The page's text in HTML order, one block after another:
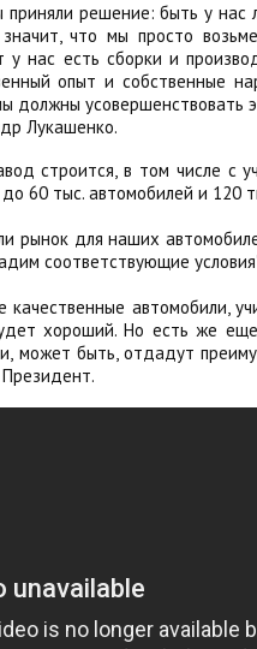
решение: быть у
что мы просто
нас есть сборки и
опыт и собственные
должны усовершенствовать
Лукашенко.
строится, в том числе с
60 тыс. автомобилей и 120
рынок для наших
соответствующие
автомобили,
хороший. Но есть же
может быть, отдадут
Президент.